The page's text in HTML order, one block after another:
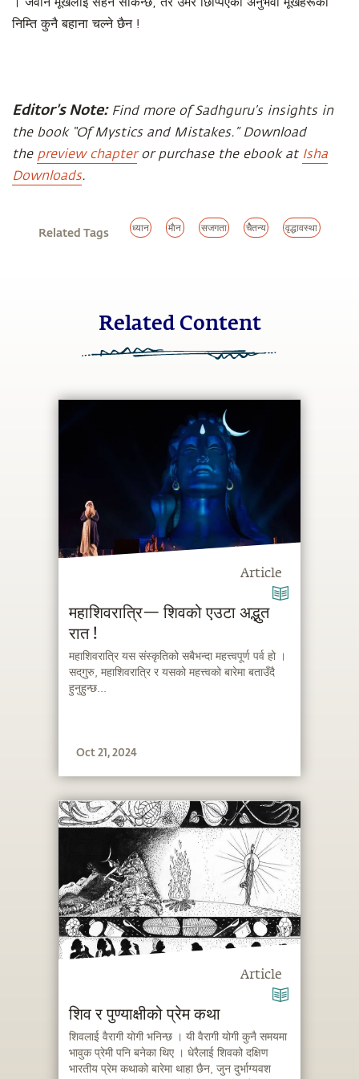
निम्ति कुनै बहाना चल्ने छैन !
Editor’s Note: Find more of Sadhguru’s insights in
the book “Of Mystics and Mistakes.” Download
the preview chapteror purchase the ebook at Isha
Downloads.
Related Tags ध्यान माैन सजगता चेैतन्य वृद्धावस्था
Related Content
Article
महाशिवरात्रि— शिवको एउटा अद्भुत
रात !
महाशिवरात्रि यस संस्कृतिको सबैभन्दा महत्त्वपूर्ण पर्व हो ।
सद्‌गुरु, महाशिवरात्रि र यसको महत्त्वको बारेमा बताउँदै
हुनुहुन्छ...
Oct 21, 2024
Article
शिव र पुण्याक्षीको प्रेम कथा
शिवलाई वैरागी योगी भनिन्छ । यी वैरागी योगी कुनै समयमा
भावुक प्रेमी पनि बनेका थिए । धेरैलाई शिवको दक्षिण
भारतीय प्रेम कथाको बारेमा थाहा छैन, जुन दुर्भाग्यवश